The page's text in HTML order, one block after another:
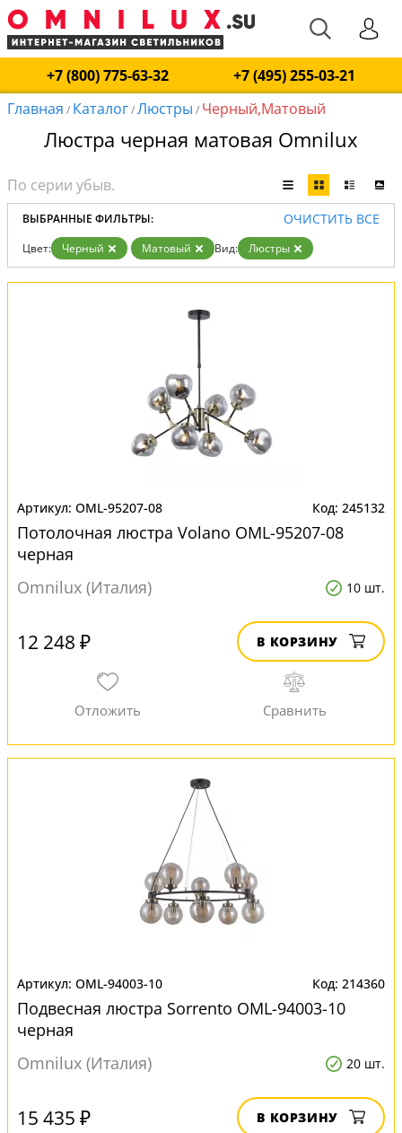
+7 (800) 775-63-32
+7 (495) 255-03-21
Главная / Каталог/Люстры / Черный,Матовый
Люстра черная матовая Omnilux
ВЫБРАННЫЕ ФИЛЬТРЫ: ОЧИСТИТЬ ВСЕ
Цвет: Черный Матовый Вид: Люстры
OML-95207-08 245132
Потолочная люстра Volano OML-95207-08
черная
Omnilux (Италия)
10 шт.
12 248 ₽ В КОРЗИНУ
OML-94003-10 214360
Подвесная люстра Sorrento OML-94003-10
черная
Omnilux (Италия)
20 шт.
15 435 ₽ В КОРЗИНУ